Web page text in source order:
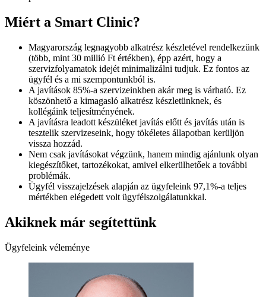
Miért a Smart Clinic?
Magyarország legnagyobb alkatrész készletével rendelkezünk
(több, mint 30 millió Ft értékben), épp azért, hogy a
szervizfolyamatok idejét minimalizálni tudjuk. Ez fontos az
ügyfél és a mi szempontunkból is.
A javítások 85%-a szervizeinkben akár meg is várható. Ez
köszönhető a kimagasló alkatrész készletünknek, és
kollégáink teljesítményének.
A javításra leadott készüléket javítás előtt és javítás után is
tesztelik szervizeseink, hogy tökéletes állapotban kerüljön
vissza hozzád.
Nem csak javításokat végzünk, hanem mindig ajánlunk olyan
kiegészítőket, tartozékokat, amivel elkerülhetőek a további
problémák.
Ügyfél visszajelzések alapján az ügyfeleink 97,1%-a teljes
mértékben elégedett volt ügyfélszolgálatunkkal.
Akiknek már segítettünk
Ügyfeleink véleménye